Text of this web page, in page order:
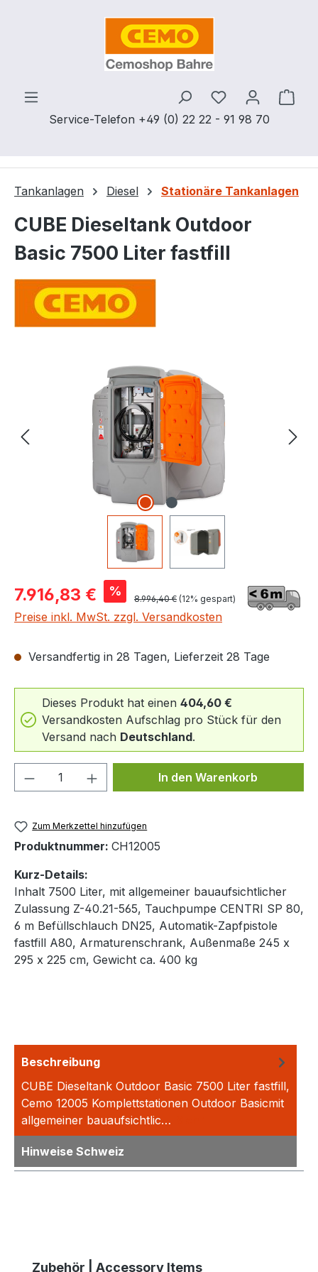
Zum Hauptinhalt springen
Service-Telefon +49 (0) 22 22 - 91 98 70
Du hast 0
Tankanlagen Diesel Stationäre Tankanlagen
CUBE Dieseltank Outdoor
Basic 7500 Liter fastfill
Bildergalerie überspringen
Verkaufspreis:
7.916,83 € % Regulärer Preis:
8.996,40 € (12% gespart)
Preise inkl. MwSt. zzgl. Versandkosten
Versandfertig in 28 Tagen, Lieferzeit 28 Tage
Dieses Produkt hat einen 404,60 €
Versandkosten Aufschlag pro Stück für den
Versand nach Deutschland.
Produkt Anzahl: Gib denIn den Warenkorb
Zum Merkzettel hinzufügen
Produktnummer: CH12005
Kurz-Details:
Inhalt 7500 Liter, mit allgemeiner bauaufsichtlicher
Zulassung Z-40.21-565, Tauchpumpe CENTRI SP 80,
6 m Befüllschlauch DN25, Automatik-Zapfpistole
fastfill A80, Armaturenschrank, Außenmaße 245 x
295 x 225 cm, Gewicht ca. 400 kg
Beschreibung
CUBE Dieseltank Outdoor Basic 7500 Liter fastfill,
Cemo 12005 Komplettstationen Outdoor Basicmit
allgemeiner bauaufsichtlic…
Hinweise Schweiz
Produktgalerie überspringen
Zubehör | Accessory Items